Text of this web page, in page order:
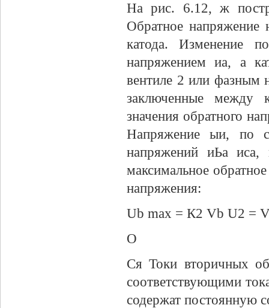
На рис. 6.12, ж
Обратное напряжение
катода. Изменение
напряжением иа, а
вентиле 2 или фазным
заключенные между
значения обратного
Напряжение ыи, по
напряжений иЬа
максимальное
напряжения:
Ub max = К2 Vb U2 =
О
Ся Токи вторичных
соответствующими
содержат постоянную